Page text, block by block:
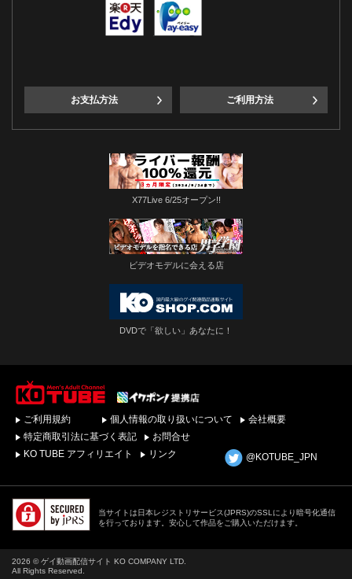
お支払方法 ご利用方法
X77Live 6/25オープン!!
ビデオモデルに会える店
DVDで「欲しい」あなたに！
単ダウンロード！ゲイ
動画配信サイトKO
TUBEトップページへ
ご利用規約 個人情報の取り扱いについて
会社概要
特定商取引法に基づく表記
お問合せ
KO TUBE アフィリエイト
リンク @KOTUBE_JPN
当サイトは日本レジストリサービス(JPRS)のSSLにより暗号化通信
を行っております。安心して作品をご購入いただけます。
2026 © ゲイ動画配信サイト KO COMPANY LTD.
All Rights Reserved.